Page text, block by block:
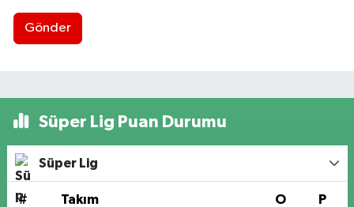
Gönder
Süper Lig Puan Durumu
Süper Lig
# Takım O P